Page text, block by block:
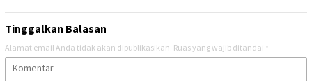
Tinggalkan Balasan
Alamat email Anda tidak akan dipublikasikan. Ruas yang wajib ditandai *